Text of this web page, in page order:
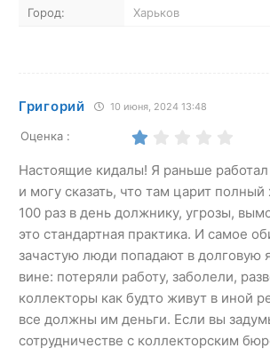
Город: Харьков
Григорий 10 июня, 2024 13:48
Оценка :
Настоящие кидалы! Я раньше
и могу сказать, что там царит полный
100 раз в день должнику, угрозы,
это стандартная практика. И самое
зачастую люди попадают в долговую
вине: потеряли работу, заболели,
коллекторы как будто живут в иной
все должны им деньги. Если вы
сотрудничестве с коллекторским